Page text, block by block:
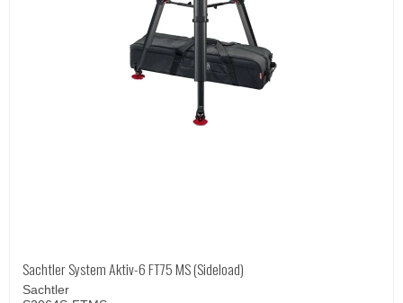
Sachtler System Aktiv-6 FT75 MS (Sideload)
Sachtler